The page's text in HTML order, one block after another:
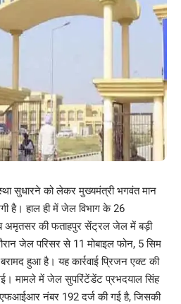
सुधारने को लेकर मुख्यमंत्री भगवंत मान
है। हाल ही में जेल विभाग के 26
अमृतसर की फताहपुर सेंट्रल जेल में बड़ी
जेल परिसर से 11 मोबाइल फोन, 5 सिम
हुआ है। यह कार्रवाई प्रिजन एक्ट की
मामले में जेल सुपरिंटेंडेंट प्रभदयाल सिंह
में एफआईआर नंबर 192 दर्ज की गई है, जिसकी